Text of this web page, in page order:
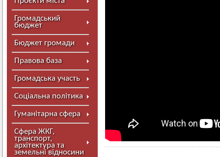
Громадський
бюджет
Бюджет громади
Правова база
Громадська участь
Соціальна політика
Гуманітарна сфера
Сфера ЖКГ,
транспорт,
архітектура та
земельні відносини